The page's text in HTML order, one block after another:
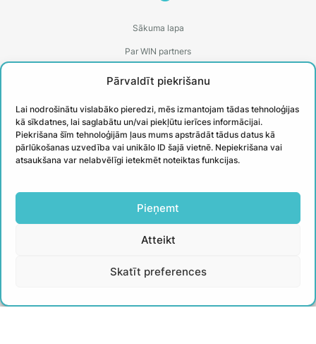
Pārvaldīt piekrišanu
Lai nodrošinātu vislabāko pieredzi, mēs izmantojam tādas tehnoloģijas
kā sīkdatnes, lai saglabātu un/vai piekļūtu ierīces informācijai.
Piekrišana šīm tehnoloģijām ļaus mums apstrādāt tādus datus kā
pārlūkošanas uzvedība vai unikālo ID šajā vietnē. Nepiekrišana vai
atsaukšana var nelabvēlīgi ietekmēt noteiktas funkcijas.
Pieņemt
Atteikt
Skatīt preferences
Sākuma lapa
Par WIN partners
Treneri
Biežāk uzdotie jautājumi
Īstenotie projekti
JAUNUMIEM
padomus no WIN treneriem